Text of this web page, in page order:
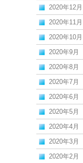
2020年12月
2020年11月
2020年10月
2020年9月
2020年8月
2020年7月
2020年6月
2020年5月
2020年4月
2020年3月
2020年2月